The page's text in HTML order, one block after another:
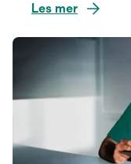
Les mer